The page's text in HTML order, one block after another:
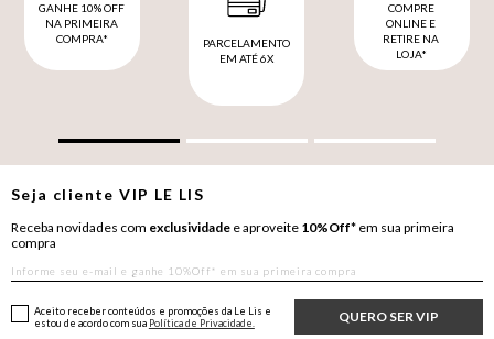
GANHE 10% OFF
NA PRIMEIRA
COMPRA*
PARCELAMENTO
EM ATÉ 6X
COMPRE
ONLINE E
RETIRE NA
LOJA*
Seja clienteVIP LE LIS
Receba novidades com exclusividade e aproveite 10%Off* em sua primeira
compra
QUERO SER VIP
Aceito receber conteúdos e promoções da Le Lis e
estou de acordo com sua Política de Privacidade.